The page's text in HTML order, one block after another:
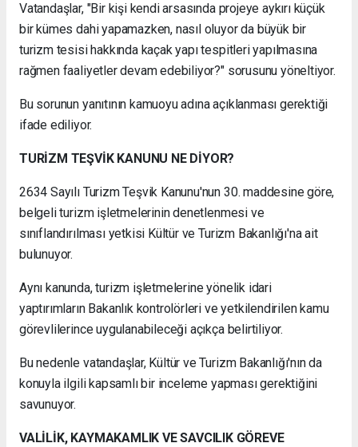
Vatandaşlar, "Bir kişi kendi arsasında projeye aykırı küçük
bir kümes dahi yapamazken, nasıl oluyor da büyük bir
turizm tesisi hakkında kaçak yapı tespitleri yapılmasına
rağmen faaliyetler devam edebiliyor?" sorusunu yöneltiyor.
Bu sorunun yanıtının kamuoyu adına açıklanması gerektiği
ifade ediliyor.
TURİZM TEŞVİK KANUNU NE DİYOR?
2634 Sayılı Turizm Teşvik Kanunu'nun 30. maddesine göre,
belgeli turizm işletmelerinin denetlenmesi ve
sınıflandırılması yetkisi Kültür ve Turizm Bakanlığı'na ait
bulunuyor.
Aynı kanunda, turizm işletmelerine yönelik idari
yaptırımların Bakanlık kontrolörleri ve yetkilendirilen kamu
görevlilerince uygulanabileceği açıkça belirtiliyor.
Bu nedenle vatandaşlar, Kültür ve Turizm Bakanlığı'nın da
konuyla ilgili kapsamlı bir inceleme yapması gerektiğini
savunuyor.
VALİLİK, KAYMAKAMLIK VE SAVCILIK GÖREVE